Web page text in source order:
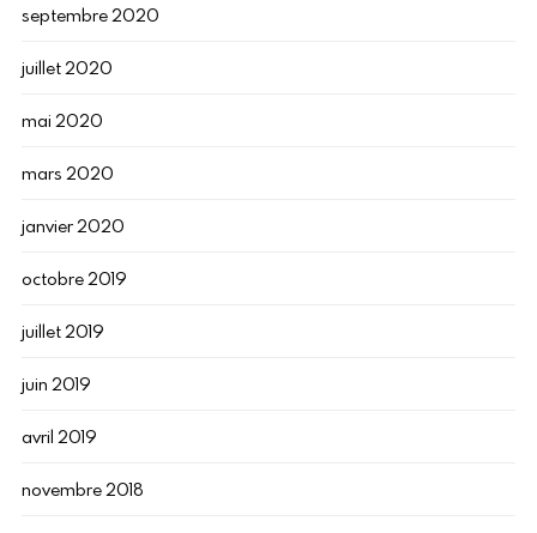
septembre 2020
juillet 2020
mai 2020
mars 2020
janvier 2020
octobre 2019
juillet 2019
juin 2019
avril 2019
novembre 2018